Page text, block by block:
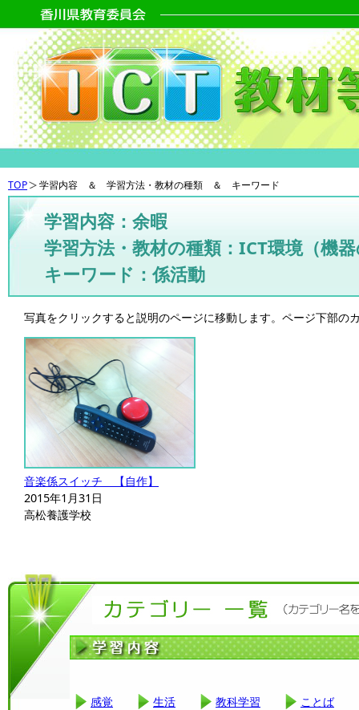
TOP 学習内容 ＆ 学習方法・教材の種類 ＆ キーワード
学習内容：余暇
学習方法・教材の種類：ICT環境（機
キーワード：係活動
写真をクリックすると説明のページに移動します。ページ下部
音楽係スイッチ 【自作】
2015年1月31日
高松養護学校
感覚 生活 教科学習 ことば